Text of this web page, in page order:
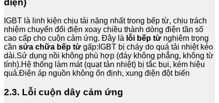
IGBT là linh kiện chịu tải nặng nhất trong bếp từ, chịu trách
nhiệm chuyển đổi điện xoay chiều thành dòng điện tần số
cao cấp cho cuộn cảm ứng. Đây là lỗi bếp từ nghiêm trọng
cần sửa chữa bếp từ gấp:IGBT bị cháy do quá tải nhiệt kéo
dài.Sử dụng nồi không phù hợp (đáy không phẳng, không từ
tính).Hệ thống làm mát (quạt tản nhiệt) bị tắc bụi, kém hiệu
quả.Điện áp nguồn không ổn định, xung điện đột biến
2.3. Lỗi cuộn dây cảm ứng